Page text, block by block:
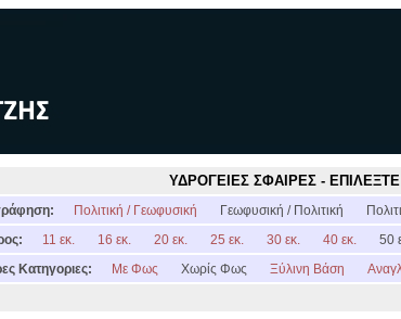
ΥΔΡΟΓΕΙΕΣ ΣΦΑΙΡΕΣ -
Πολιτική / Γεωφυσική Γεωφυσική / Πολιτική
11 εκ. 16 εκ. 20 εκ. 25 εκ. 30 εκ. 40 εκ.
50
Κατηγοριες:
Με Φως Χωρίς Φως Ξύλινη Βάση